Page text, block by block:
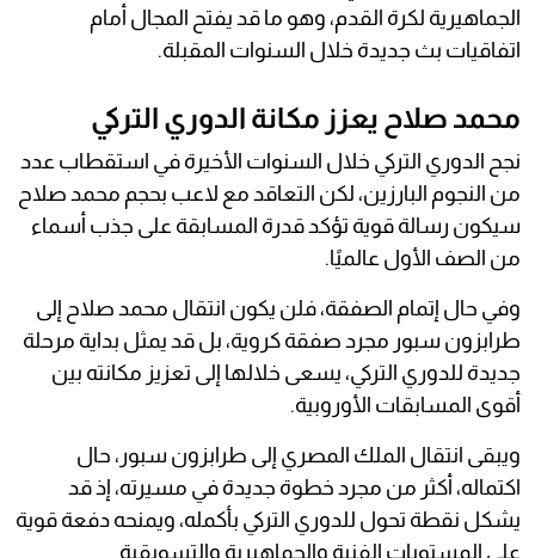
الجماهيرية لكرة القدم، وهو ما قد يفتح المجال أمام
اتفاقيات بث جديدة خلال السنوات المقبلة.
محمد صلاح يعزز مكانة الدوري التركي
نجح الدوري التركي خلال السنوات الأخيرة في استقطاب عدد
من النجوم البارزين، لكن التعاقد مع لاعب بحجم محمد صلاح
سيكون رسالة قوية تؤكد قدرة المسابقة على جذب أسماء
من الصف الأول عالميًا.
وفي حال إتمام الصفقة، فلن يكون انتقال محمد صلاح إلى
طرابزون سبور مجرد صفقة كروية، بل قد يمثل بداية مرحلة
جديدة للدوري التركي، يسعى خلالها إلى تعزيز مكانته بين
أقوى المسابقات الأوروبية.
ويبقى انتقال الملك المصري إلى طرابزون سبور، حال
اكتماله، أكثر من مجرد خطوة جديدة في مسيرته، إذ قد
يشكل نقطة تحول للدوري التركي بأكمله، ويمنحه دفعة قوية
على المستويات الفنية والجماهيرية والتسويقية